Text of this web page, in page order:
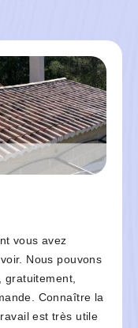
vous avez
Nous pouvons
gratuitement,
Connaître la
est très utile